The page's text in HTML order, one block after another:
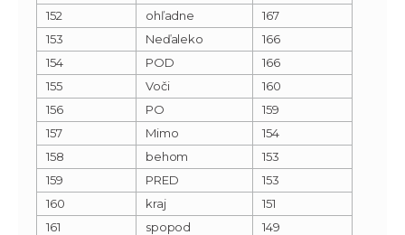
152
ohľadne
167
153
Neďaleko
166
154
POD
166
155
Voči
160
156
PO
159
157
Mimo
154
158
behom
153
159
PRED
153
160
kraj
151
161
spopod
149